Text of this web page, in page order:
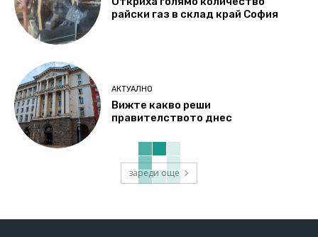
райски газ в склад край София
АКТУАЛНО
Вижте какво реши
правителството днес
зареди още